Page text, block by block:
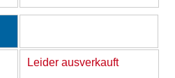
Leider ausverkauft